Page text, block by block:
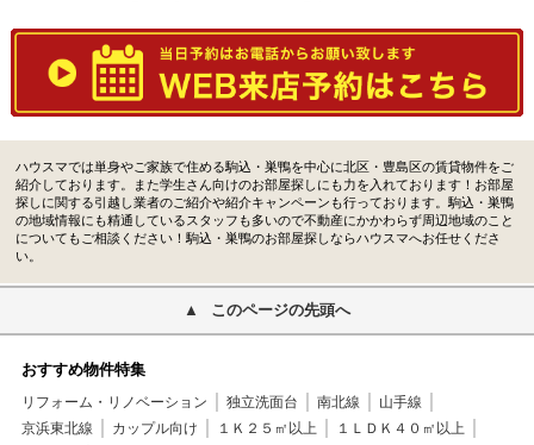
ハウスマでは単身やご家族で住める駒込・巣鴨を中心に北区・豊島区の賃貸物件をご
紹介しております。また学生さん向けのお部屋探しにも力を入れております！お部屋
探しに関する引越し業者のご紹介や紹介キャンペーンも行っております。駒込・巣鴨
の地域情報にも精通しているスタッフも多いので不動産にかかわらず周辺地域のこと
についてもご相談ください！駒込・巣鴨のお部屋探しならハウスマへお任せくださ
い。
このページの先頭へ
おすすめ物件特集
リフォーム・リノベーション 独立洗面台 南北線
山手線
京浜東北線
カップル向け １Ｋ２５㎡以上
１ＬＤＫ４０㎡以上